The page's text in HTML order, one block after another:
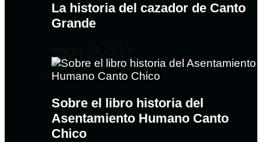
La historia del cazador de Canto
Grande
Sobre el libro historia del
Asentamiento Humano Canto
Chico